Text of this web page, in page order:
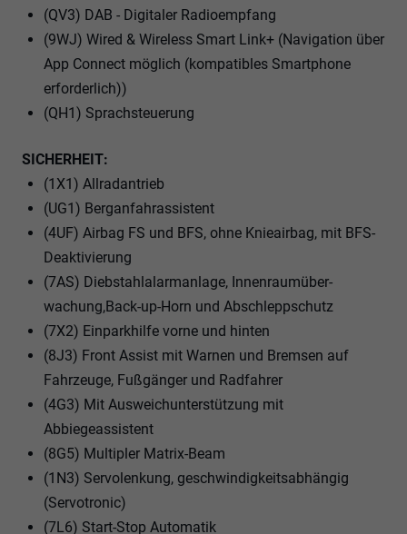
(QV3) DAB - Digitaler Radioempfang
(9WJ) Wired & Wireless Smart Link+ (Navigation über
App Connect möglich (kompatibles Smartphone
erforderlich))
(QH1) Sprachsteuerung
SICHERHEIT:
(1X1) Allradantrieb
(UG1) Berganfahrassistent
(4UF) Airbag FS und BFS, ohne Knieairbag, mit BFS-
Deaktivierung
(7AS) Diebstahlalarmanlage, Innenraumüber-
wachung,Back-up-Horn und Abschleppschutz
(7X2) Einparkhilfe vorne und hinten
(8J3) Front Assist mit Warnen und Bremsen auf
Fahrzeuge, Fußgänger und Radfahrer
(4G3) Mit Ausweichunterstützung mit
Abbiegeassistent
(8G5) Multipler Matrix-Beam
(1N3) Servolenkung, geschwindigkeitsabhängig
(Servotronic)
(7L6) Start-Stop Automatik